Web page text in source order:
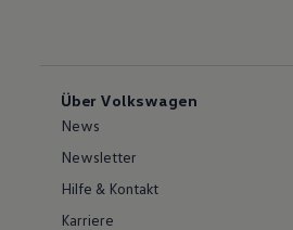
Über Volkswagen
News
Newsletter
Hilfe & Kontakt
Karriere